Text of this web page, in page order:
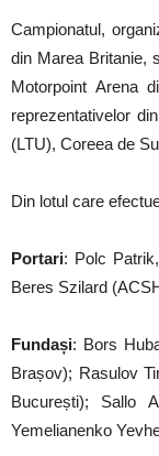
Campionatul,
din Marea Britanie,
Motorpoint Arena
reprezentativelor
(LTU), Coreea de
Din lotul care
Portari: Polc
Beres Szilard
Fundași: Bors
Brașov); Rasulov
București); Sallo
Yemelianenko